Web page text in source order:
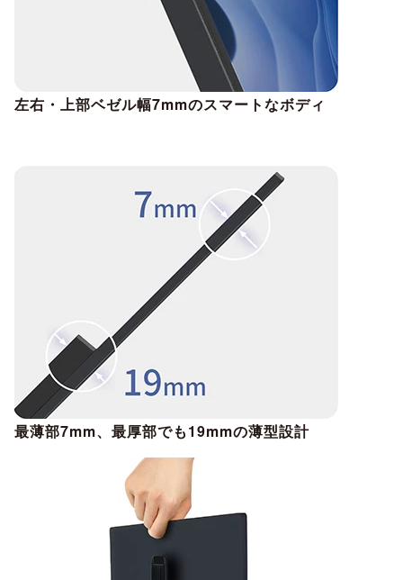
左右・上部ベゼル幅7mmのスマートなボディ
最薄部7mm、最厚部でも19mmの薄型設計